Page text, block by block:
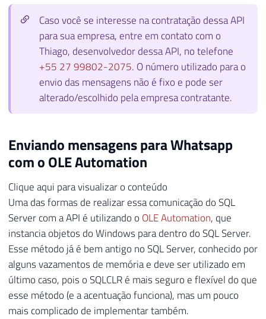
Caso você se interesse na contratação dessa API
para sua empresa, entre em contato com o
Thiago, desenvolvedor dessa API, no telefone
+55 27 99802-2075. O número utilizado para o
envio das mensagens não é fixo e pode ser
alterado/escolhido pela empresa contratante.
Enviando mensagens para Whatsapp
com o OLE Automation
Clique aqui para visualizar o conteúdo
Uma das formas de realizar essa comunicação do SQL
Server com a API é utilizando o OLE Automation, que
instancia objetos do Windows para dentro do SQL Server.
Esse método já é bem antigo no SQL Server, conhecido por
alguns vazamentos de memória e deve ser utilizado em
último caso, pois o SQLCLR é mais seguro e flexível do que
esse método (e a acentuação funciona), mas um pouco
mais complicado de implementar também.